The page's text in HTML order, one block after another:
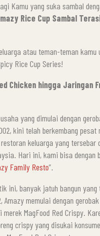
Kamu yang suka sambal
Rice Cup Sambal
atau teman-teman kamu
Rice Cup Series!
Chicken hingga Jaringan
yang dimulai dengan
kini telah berkembang pesat
keluarga yang tersebar
Hari ini, kami bisa dengan
Family Resto”.
ini, banyak jatuh bangun yang
Amazy memulai dengan
MagFood Red Crispy.
crispy yang disukai